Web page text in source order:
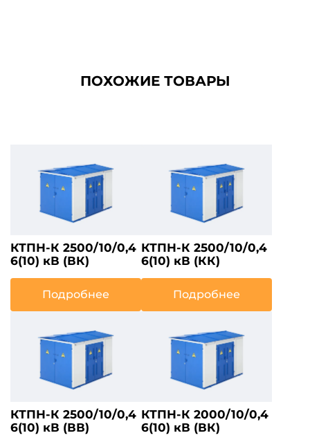
ПОХОЖИЕ ТОВАРЫ
КТПН-К 2500/10/0,4
6(10) кВ (ВК)
Подробнее
КТПН-К 2500/10/0,4
6(10) кВ (КК)
Подробнее
КТПН-К 2500/10/0,4
6(10) кВ (ВВ)
КТПН-К 2000/10/0,4
6(10) кВ (ВК)